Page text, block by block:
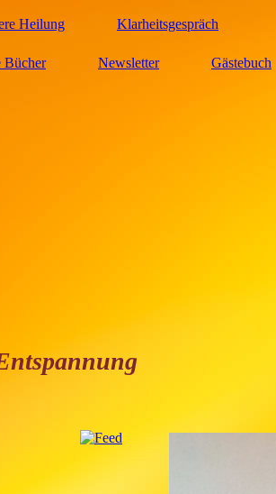
Heilung Klarheitsgespräch
Bücher Newsletter Gästebuch